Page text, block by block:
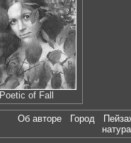
Poetic of Fall
Об авторе Город